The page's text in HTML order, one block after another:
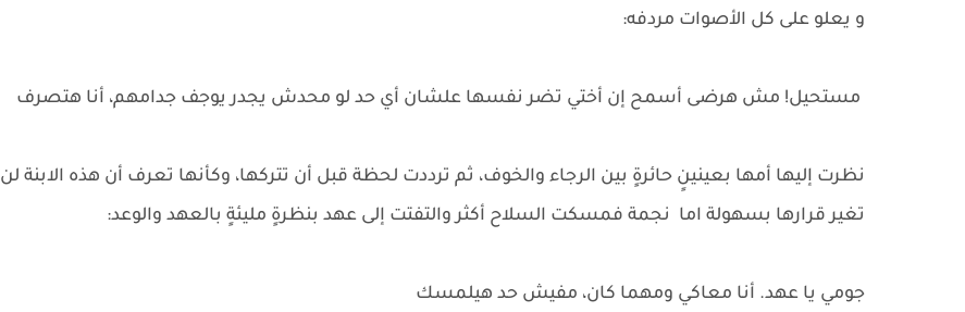
و يعلو على كل الأصوات مردفه:
مستحيل! مش هرضى أسمح إن أختي تضر نفسها علشان أي حد لو محدش يجدر يوجف جدامهم، أنا هتصرف
نظرت إليها أمها بعينينٍ حائرةٍ بين الرجاء والخوف، ثم ترددت لحظة قبل أن تتركها، وكأنها تعرف أن هذه الابنة لن
تغير قرارها بسهولة اما نجمة فمسكت السلاح أكثر والتفتت إلى عهد بنظرةٍ مليئةٍ بالعهد والوعد:
جومي يا عهد. أنا معاكي ومهما كان، مفيش حد هيلمسك